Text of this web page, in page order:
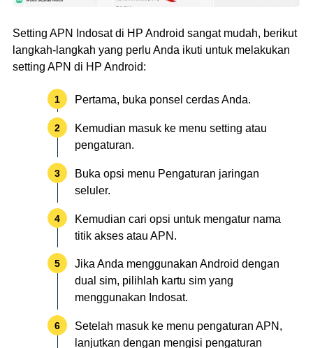
Setting APN Indosat di HP Android sangat mudah, berikut
langkah-langkah yang perlu Anda ikuti untuk melakukan
setting APN di HP Android:
Pertama, buka ponsel cerdas Anda.
Kemudian masuk ke menu setting atau
pengaturan.
Buka opsi menu Pengaturan jaringan
seluler.
Kemudian cari opsi untuk mengatur nama
titik akses atau APN.
Jika Anda menggunakan Android dengan
dual sim, pilihlah kartu sim yang
menggunakan Indosat.
Setelah masuk ke menu pengaturan APN,
lanjutkan dengan mengisi pengaturan